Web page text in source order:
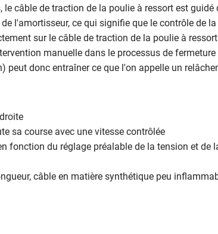
le câble de traction de la poulie à ressort est guidé
l'amortisseur, ce qui signifie que le contrôle de
sur le câble de traction de la poulie à
manuelle dans le processus de
peut donc entraîner ce que l'on appelle un
sa course avec une vitesse contrôlée
fonction du réglage préalable de la tension et de
câble en matière synthétique peu